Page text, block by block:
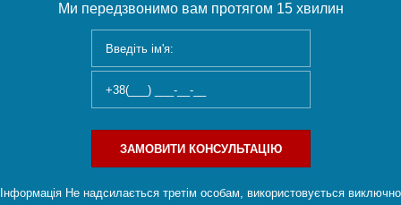
Ми передзвонимо вам протягом 15 хвилин
ЗАМОВИТИ КОНСУЛЬТАЦІЮ
Інформація Не надсилається третім особам, використовується виключно